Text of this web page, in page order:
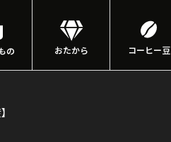
の おたから コーヒー豆